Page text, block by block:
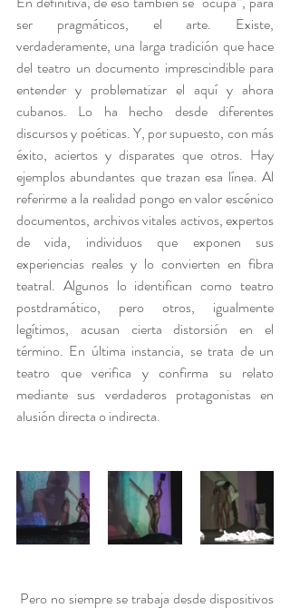
ser pragmáticos, el arte. Existe,
verdaderamente, una larga tradición que hace
del teatro un documento imprescindible para
entender y problematizar el aquí y ahora
cubanos. Lo ha hecho desde diferentes
discursos y poéticas. Y, por supuesto, con más
éxito, aciertos y disparates que otros. Hay
ejemplos abundantes que trazan esa línea. Al
referirme a la realidad pongo en valor escénico
documentos, archivos vitales activos, expertos
de vida, individuos que exponen sus
experiencias reales y lo convierten en fibra
teatral. Algunos lo identifican como teatro
postdramático, pero otros, igualmente
legítimos, acusan cierta distorsión en el
término. En última instancia, se trata de un
teatro que verifica y confirma su relato
mediante sus verdaderos protagonistas en
alusión directa o indirecta.